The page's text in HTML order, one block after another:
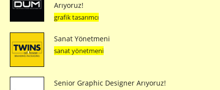
Arıyoruz!
grafik tasarımcı
Sanat Yönetmeni
sanat yönetmeni
Senior Graphic Designer Arıyoruz!